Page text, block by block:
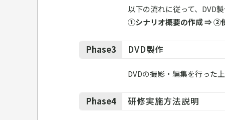
以下の流れに従って、DVD
①シナリオ概要の作成 ⇒ ②
Phase3 DVD製作
DVDの撮影・編集を行った
Phase4 研修実施方法説明